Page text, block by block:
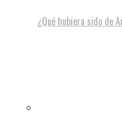
¿Qué hubiera sido de